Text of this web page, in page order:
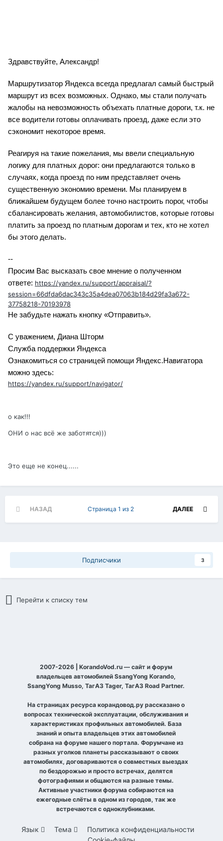
Здравствуйте, Александр!
Маршрутизатор Яндекса всегда предлагал самый быстрый
маршрут из всех возможных. Однако, мы стали получать
жалобы на невозможность объехать платные дороги, т.к. не
все водители готовы оплачивать проезд, даже если это
сэкономит некоторое время.
Реагируя на такие пожелания, мы ввели специальную
логику для платных дорог: они предлагаются только в
случаях, когда проезд по ним представляет очень
существенную экономию времени. Мы планируем в
ближайшем будущем более точно настроить порог, чтобы
сбалансировать желания, автомобилистов, которые готовы
платить за проезд по платным дорогам и тех, кто не хотел
бы этого делать.
--
Просим Вас высказать свое мнение о полученном
ответе: https://yandex.ru/support/appraisal/?
session=66dfda6dac343c35a4dea07063b184d29fa3a672-
37758218-70193978
Не забудьте нажать кнопку «Отправить».
С уважением, Диана Шторм
Служба поддержки Яндекса
Ознакомиться со страницей помощи Яндекс.Навигатора
можно здесь:
https://yandex.ru/support/navigator/
о как!!!
ОНИ о нас всё же заботятся)))
Это еще не конец......
НАЗАД ДАЛЕЕ
Страница 1 из 2
Подписчики 3
Перейти к списку тем
2007-2026 | KorandoVod.ru — сайт и форум
владельцев автомобилей SsangYong Korando,
SsangYong Musso, ТагАЗ Tager, ТагАЗ Road Partner.
На страницах ресурса корандовод.ру рассказано о
вопросах технической эксплуатации, обслуживания и
характеристиках профильных автомобилей. База
знаний и опыта владельцев этих автомобилей
собрана на форуме нашего портала. Форумчане из
разных уголков планеты рассказывают о своих
автомобилях, договариваются о совместных выездах
по бездорожью и просто встречах, делятся
фотографиями и общаются на разные темы.
Активные участники форума собираются на
ежегодные слёты в одном из городов, так же
встречаются с одноклубниками.
Язык Тема
Политика конфиденциальности